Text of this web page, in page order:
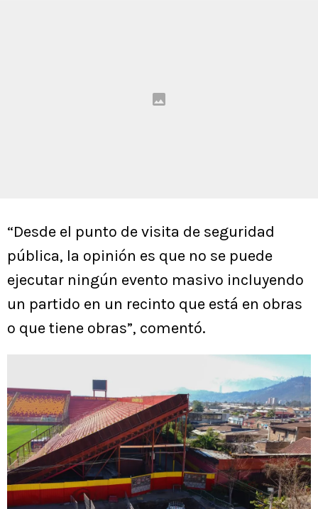
“Desde el punto de visita de seguridad
pública, la opinión es que no se puede
ejecutar ningún evento masivo incluyendo
un partido en un recinto que está en obras
o que tiene obras”, comentó.